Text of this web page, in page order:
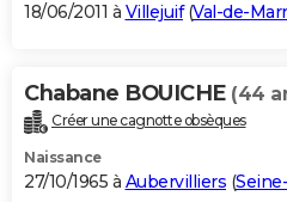
18/06/2011 à Villejuif(Val-de-
Chabane BOUICHE (44
Créer une cagnotte obsèques
Naissance
27/10/1965 à Aubervilliers (